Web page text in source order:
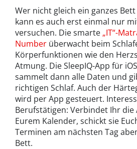
Wer nicht gleich ein ganzes
kann es auch erst einmal nur
versuchen. Die smarte „IT“-
Number überwacht beim
Körperfunktionen wie den
Atmung. Die SleepIQ-App für
sammelt dann alle Daten und
richtigen Schlaf. Auch der
wird per App gesteuert.
Berufstätigen: Verbindet Ihr die
Eurem Kalender, schickt sie
Terminen am nächsten Tag
Bett.